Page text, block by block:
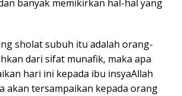
banyak memikirkan hal-hal yang
sholat subuh itu adalah orang-
dari sifat munafik, maka apa
hari ini kepada ibu insyaAllah
akan tersampaikan kepada orang